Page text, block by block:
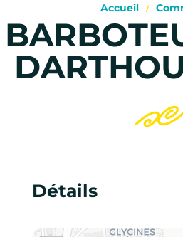
Accueil
Détails